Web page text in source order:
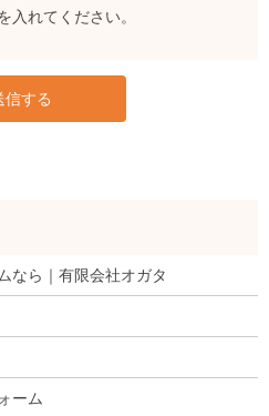
入れてください。
なら｜有限会社オガタ
ーム